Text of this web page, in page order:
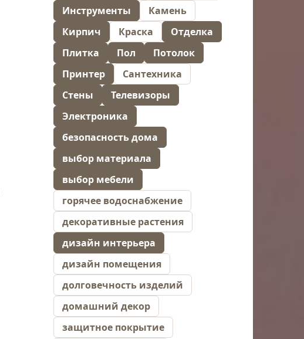
Инструменты
Камень
Кирпич
Краска
Отделка
Плитка
Пол
Потолок
Принтер
Сантехника
Стены
Телевизоры
Электроника
безопасность дома
выбор материала
выбор мебели
горячее водоснабжение
декоративные растения
дизайн интерьера
дизайн помещения
долговечность изделий
домашний декор
защитное покрытие